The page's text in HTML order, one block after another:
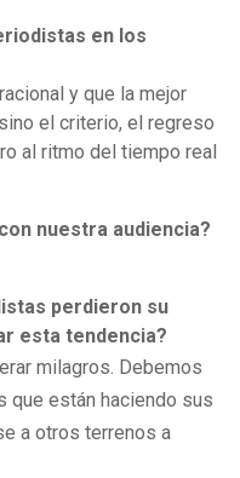
en los
y que la mejor
el criterio, el regreso
al ritmo del tiempo real
nuestra audiencia?
perdieron su
esta tendencia?
milagros. Debemos
que están haciendo sus
a otros terrenos a